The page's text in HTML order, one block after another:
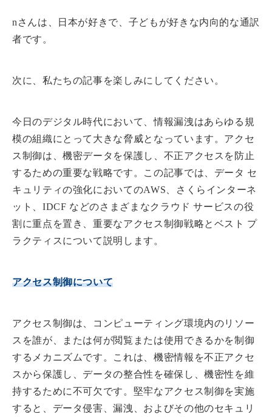
nさんは、日本が好きで、子どもが好きな内向的な通訳
者です。
次に、私たちの記事を楽しみにしてください。
今日のデジタル時代において、情報漏洩はあらゆる規
模の組織にとって大きな脅威となっています。アクセ
ス制御は、機密データを保護し、不正アクセスを防止
するための重要な戦略です。この記事では、データ セ
キュリティの強化においてのAWS、さくらインターネ
ット、IDCF などのさまざまなクラウド サービスの役
割に重点を置き、重要なアクセス制御戦略とベスト プ
ラクティスについて説明します。
アクセス制御について
アクセス制御は、コンピューティング環境内のリソー
スを誰が、または何が閲覧または使用できるかを制御
するメカニズムです。これは、機密情報を不正アクセ
スから保護し、データの整合性を確保し、機密性を維
持するために不可欠です。堅牢なアクセス制御を実施
すると、データ侵害、漏洩、およびその他のセキュリ